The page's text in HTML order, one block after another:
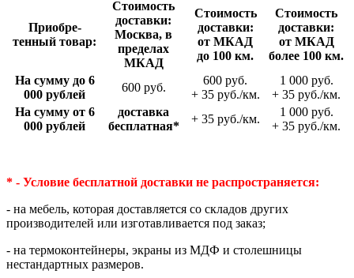
Приобре­
тенный товар:
Стои­мость
доставки:
Москва, в
пределах
МКАД
Стои­мость
доставки:
от МКАД
до 100 км.
Стои­мость
доставки:
от МКАД
более 100 км.
На сумму до 6
000 рублей
600 руб.
600 руб.
+ 35 руб./км.
1 000 руб.
+ 35 руб./км.
На сумму от 6
000 рублей
доставка
беспла­тная*
+ 35 руб./км.
1 000 руб.
+ 35 руб./км.
* - Условие бесплатной доставки не распространяется:
- на мебель, которая доставляется со складов других
производителей или изготавливается под заказ;
- на термоконтейнеры, экраны из МДФ и столешницы
нестандартных размеров.